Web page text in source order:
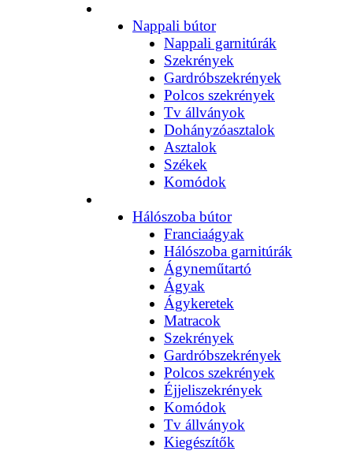
Nappali bútor
Nappali garnitúrák
Szekrények
Gardróbszekrények
Polcos szekrények
Tv állványok
Dohányzóasztalok
Asztalok
Székek
Komódok
Hálószoba bútor
Franciaágyak
Hálószoba garnitúrák
Ágyneműtartó
Ágyak
Ágykeretek
Matracok
Szekrények
Gardróbszekrények
Polcos szekrények
Éjjeliszekrények
Komódok
Tv állványok
Kiegészítők